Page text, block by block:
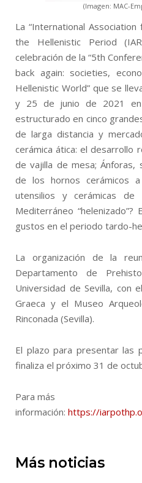
(Imagen: MAC-
La “International
the Hellenistic Period
celebración de la “5th
back again: societies,
Hellenistic World” que se
y 25 de junio de 2021 en
estructurado en cinco
de larga distancia y
cerámica ática: el desarrollo
de vajilla de mesa; Ánforas,
de los hornos cerámicos
utensilios y cerámicas de
Mediterráneo “helenizado”?
gustos en el periodo tardo-
La organización de la
Departamento de
Universidad de Sevilla, con
Graeca y el Museo
Rinconada (Sevilla).
El plazo para presentar las
finaliza el próximo 31 de
Para más
información: https://
Más noticias